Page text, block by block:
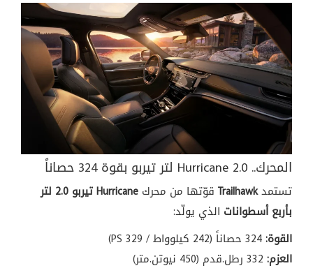
المحرك.. Hurricane 2.0 لتر تيربو بقوة324 حصاناً
تستمدTrailhawk قوّتها من محرك
Hurricane تيربو 2.0 لتر
بأربع أسطوانات الذي يولّد:
القوة:
(242 كيلوواط /
329 PS)
العزم:
(450
نيوتن.متر)